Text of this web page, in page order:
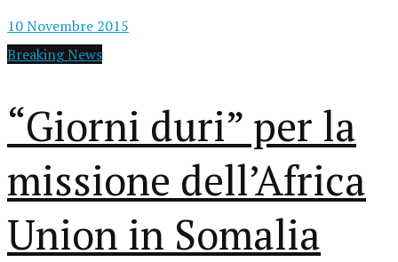
10 Novembre 2015
Breaking News
“Giorni duri” per la
missione dell’Africa
Union in Somalia